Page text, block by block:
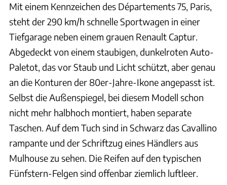
Mit einem Kennzeichen des Départements 75, Paris,
steht der 290 km/h schnelle Sportwagen in einer
Tiefgarage neben einem grauen Renault Captur.
Abgedeckt von einem staubigen, dunkelroten Auto-
Paletot, das vor Staub und Licht schützt, aber genau
an die Konturen der 80er-Jahre-Ikone angepasst ist.
Selbst die Außenspiegel, bei diesem Modell schon
nicht mehr halbhoch montiert, haben separate
Taschen. Auf dem Tuch sind in Schwarz das Cavallino
rampante und der Schriftzug eines Händlers aus
Mulhouse zu sehen. Die Reifen auf den typischen
Fünfstern-Felgen sind offenbar ziemlich luftleer.